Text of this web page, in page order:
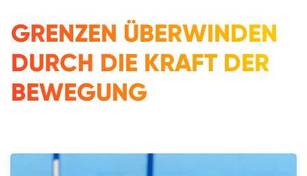
GRENZEN ÜBERWINDEN
DURCH DIE KRAFT DER
BEWEGUNG